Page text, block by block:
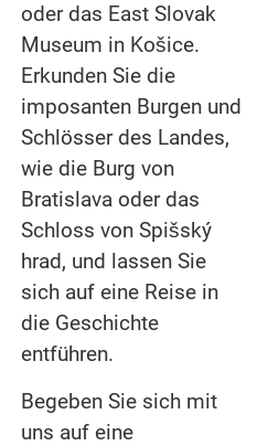
oder das East Slovak
Museum in Košice.
Erkunden Sie die
imposanten Burgen und
Schlösser des Landes,
wie die Burg von
Bratislava oder das
Schloss von Spišský
hrad, und lassen Sie
sich auf eine Reise in
die Geschichte
entführen.
Begeben Sie sich mit
uns auf eine